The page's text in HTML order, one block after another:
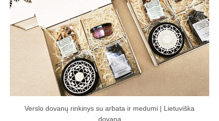
Verslo dovanų rinkinys su arbata ir medumi | Lietuviška
dovana